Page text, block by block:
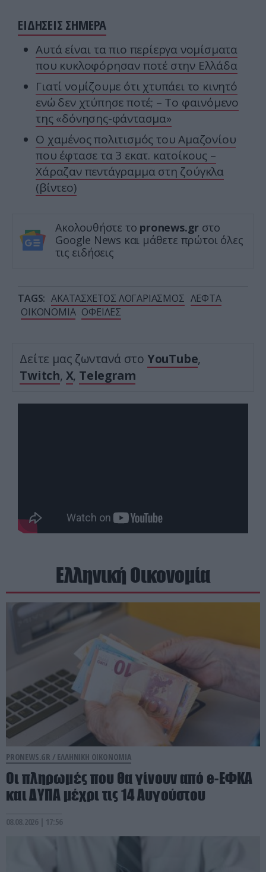
ΕΙΔΗΣΕΙΣ ΣΗΜΕΡΑ
Αυτά είναι τα πιο περίεργα νομίσματα
που κυκλοφόρησαν ποτέ στην Ελλάδα
Γιατί νομίζουμε ότι χτυπάει το κινητό
ενώ δεν χτύπησε ποτέ; – Το φαινόμενο
της «δόνησης-φάντασμα»
Ο χαμένος πολιτισμός του Αμαζονίου
που έφτασε τα 3 εκατ. κατοίκους –
Χάραζαν πεντάγραμμα στη ζούγκλα
(βίντεο)
Ακολουθήστε το pronews.gr στο
Google News και μάθετε πρώτοι όλες
τις ειδήσεις
TAGS: ΑΚΑΤΑΣΧΕΤΟΣ ΛΟΓΑΡΙΑΣΜΟΣ ΛΕΦΤΑ
ΟΙΚΟΝΟΜΙΑ ΟΦΕΙΛΕΣ
Δείτε μας ζωντανά στο YouTube,
Twitch, X, Telegram
Ελληνική Οικονομία
PRONEWS.GR / ΕΛΛΗΝΙΚΗ ΟΙΚΟΝΟΜΙΑ
Οι πληρωμές που θα γίνουν από e-ΕΦΚΑ
και ΔΥΠΑ μέχρι τις 14 Αυγούστου
08.08.2026 | 17:56